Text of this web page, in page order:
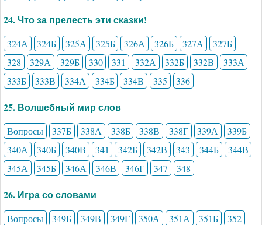
24. Что за прелесть эти сказки!
324А 324Б 325А 325Б 326А 326Б 327А
327Б
328
329А 329Б 330 331 332А 332Б 332В
333А
333Б
333В 334А 334Б 334В 335 336
25. Волшебный мир слов
Вопросы 337Б 338А 338Б 338В 338Г 339А
339Б
340А
340Б 340В 341 342Б 342В 343 344Б
344В
345А
345Б 346А 346В 346Г 347 348
26. Игра со словами
Вопросы 349Б 349В 349Г 350А 351А 351Б
352